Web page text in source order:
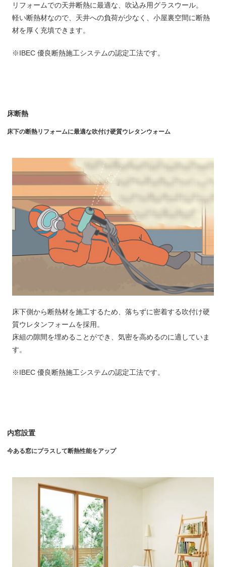
リフォームでの天井断熱に最適な、吹込み用グラスウール。
軽い断熱材なので、天井への負荷が少なく、小屋裏空間に断熱
材を厚く充填できます。
※IBEC 優良断熱施工システムの認定工法です。
床断熱
床下の断熱リフォームに最適な吹付け硬質ウレタンウォーム
床下側から断熱材を施工するため、落ちずに密着する吹付け硬
質ウレタンフォームを採用。
床組の隙間を埋めることができ、気密を高めるのに適していま
す。
※IBEC 優良断熱施工システムの認定工法です。
内窓設置
今ある窓にプラスして断熱性能をアップ